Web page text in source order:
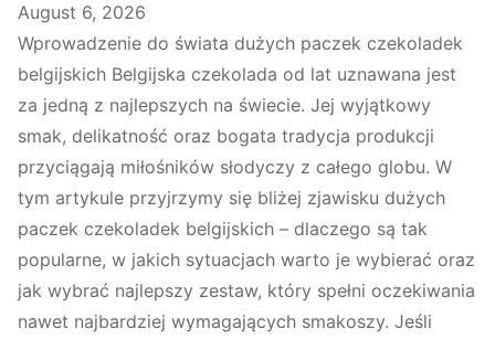
August 6, 2026
Wprowadzenie do świata dużych paczek czekoladek
belgijskich Belgijska czekolada od lat uznawana jest
za jedną z najlepszych na świecie. Jej wyjątkowy
smak, delikatność oraz bogata tradycja produkcji
przyciągają miłośników słodyczy z całego globu. W
tym artykule przyjrzymy się bliżej zjawisku dużych
paczek czekoladek belgijskich – dlaczego są tak
popularne, w jakich sytuacjach warto je wybierać oraz
jak wybrać najlepszy zestaw, który spełni oczekiwania
nawet najbardziej wymagających smakoszy. Jeśli